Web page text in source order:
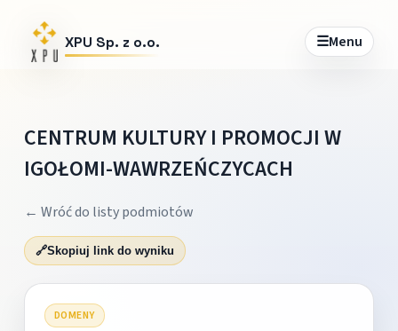
XPU Sp. z o.o. ☰Menu
CENTRUM KULTURY I PROMOCJI W
IGOŁOMI-WAWRZEŃCZYCACH
← Wróć do listy podmiotów
🔗Skopiuj link do wyniku
DOMENY